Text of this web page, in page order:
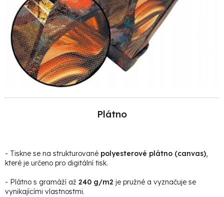
Plátno
- Tiskne se na strukturované polyesterové plátno (canvas),
které je určeno pro digitální tisk.
- Plátno s gramáží až 240 g/m2 je pružné a vyznačuje se
vynikajícími vlastnostmi.